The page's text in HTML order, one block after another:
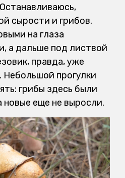
сырости и грибов.
на глаза
а дальше под листвой
правда, уже
Небольшой прогулки
грибы здесь были
новые еще не выросли.